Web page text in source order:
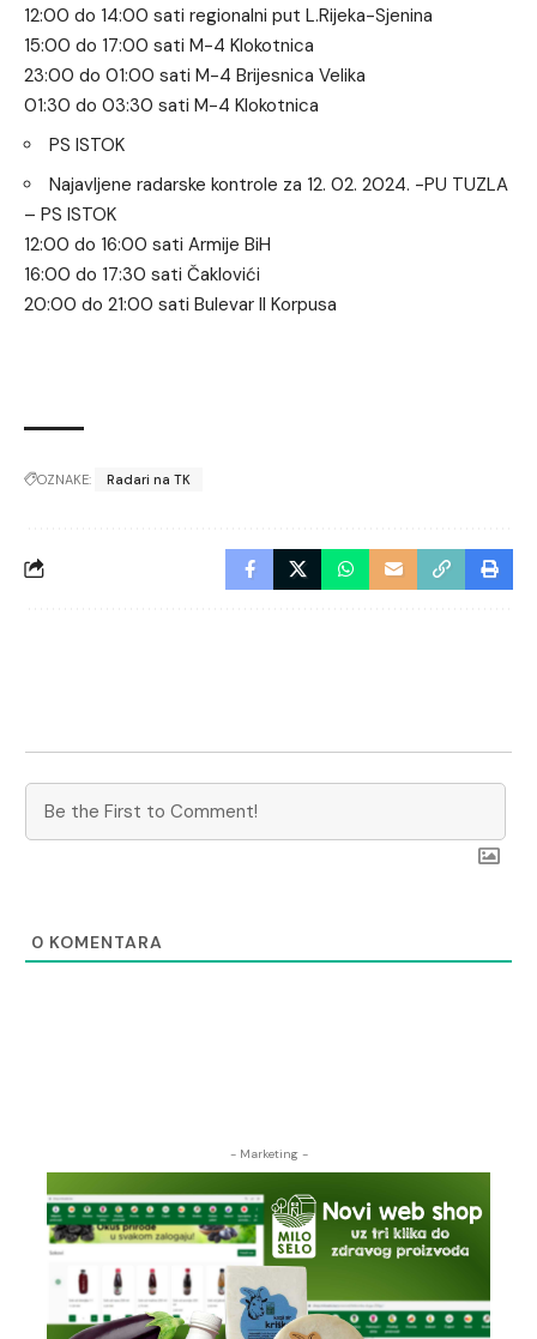
12:00 do 14:00 sati regionalni put L.Rijeka-Sjenina
15:00 do 17:00 sati M-4 Klokotnica
23:00 do 01:00 sati M-4 Brijesnica Velika
01:30 do 03:30 sati M-4 Klokotnica
PS ISTOK
Najavljene radarske kontrole za 12. 02. 2024. -PU TUZLA
– PS ISTOK
12:00 do 16:00 sati Armije BiH
16:00 do 17:30 sati Čaklovići
20:00 do 21:00 sati Bulevar II Korpusa
OZNAKE: Radari na TK
0 KOMENTARA
- Marketing -